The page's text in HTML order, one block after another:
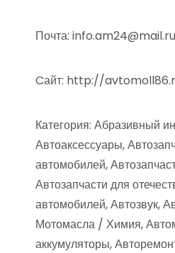
Почта: info.am24@mail.ru
Cайт: http://
Категория: Абразивный
Автоаксессуары,
автомобилей,
Автозапчасти для
автомобилей, Автозвук,
Мотомасла / Химия,
аккумуляторы,